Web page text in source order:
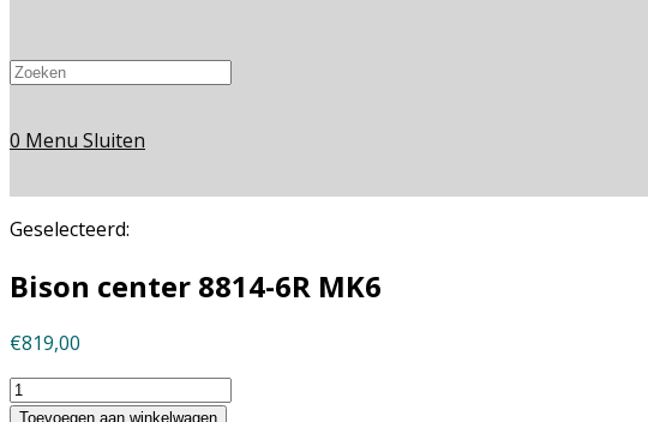
website
zoeken
0 Menu Sluiten
Geselecteerd:
Bison center 8814-6R MK6
€819,00
Bison
center
Toevoegen aan winkelwagen